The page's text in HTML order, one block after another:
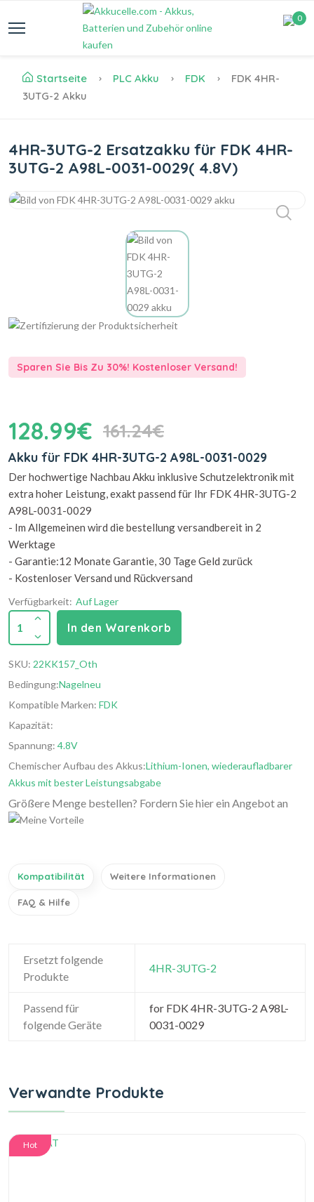
0
Startseite PLC Akku FDK
FDK 4HR-
3UTG-2 Akku
4HR-3UTG-2 Ersatzakku für FDK 4HR-
3UTG-2 A98L-0031-0029( 4.8V)
Sparen Sie Bis Zu 30%! Kostenloser Versand!
128.99€ 161.24€
Akku für FDK 4HR-3UTG-2 A98L-0031-0029
Der hochwertige Nachbau Akku inklusive Schutzelektronik mit
extra hoher Leistung, exakt passend für Ihr FDK 4HR-3UTG-2
A98L-0031-0029
- Im Allgemeinen wird die bestellung versandbereit in 2
Werktage
- Garantie:12 Monate Garantie, 30 Tage Geld zurück
- Kostenloser Versand und Rückversand
Verfügbarkeit: Auf Lager
1 In den Warenkorb
SKU: 22KK157_Oth
Bedingung:Nagelneu
Kompatible Marken: FDK
Kapazität:
Spannung: 4.8V
Chemischer Aufbau des Akkus:Lithium-Ionen, wiederaufladbarer
Akkus mit bester Leistungsabgabe
Größere Menge bestellen? Fordern Sie hier ein Angebot an
Kompatibilität Weitere Informationen
FAQ & Hilfe
Ersetzt folgende
Produkte
4HR-3UTG-2
Passend für
folgende Geräte
for FDK 4HR-3UTG-2 A98L-
0031-0029
Verwandte Produkte
Hot